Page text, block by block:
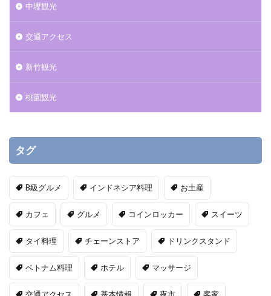
中壢観光
交通アクセス
新竹観光
桃園観光
タグ
B級グルメ インドネシア料理 お土産
カフェ グルメ コインロッカー スイーツ
タイ料理 チェーンストア ドリンクスタンド
ベトナム料理 ホテル マッサージ